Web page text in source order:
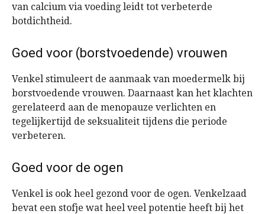
van calcium via voeding leidt tot verbeterde
botdichtheid.
Goed voor (borstvoedende) vrouwen
Venkel stimuleert de aanmaak van moedermelk bij
borstvoedende vrouwen. Daarnaast kan het klachten
gerelateerd aan de menopauze verlichten en
tegelijkertijd de seksualiteit tijdens die periode
verbeteren.
Goed voor de ogen
Venkel is ook heel gezond voor de ogen. Venkelzaad
bevat een stofje wat heel veel potentie heeft bij het